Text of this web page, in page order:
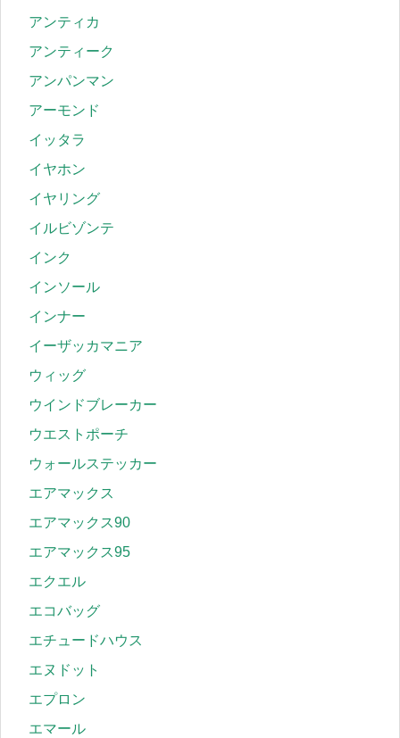
アンティカ
アンティーク
アンパンマン
アーモンド
イッタラ
イヤホン
イヤリング
イルビゾンテ
インク
インソール
インナー
イーザッカマニア
ウィッグ
ウインドブレーカー
ウエストポーチ
ウォールステッカー
エアマックス
エアマックス90
エアマックス95
エクエル
エコバッグ
エチュードハウス
エヌドット
エプロン
エマール